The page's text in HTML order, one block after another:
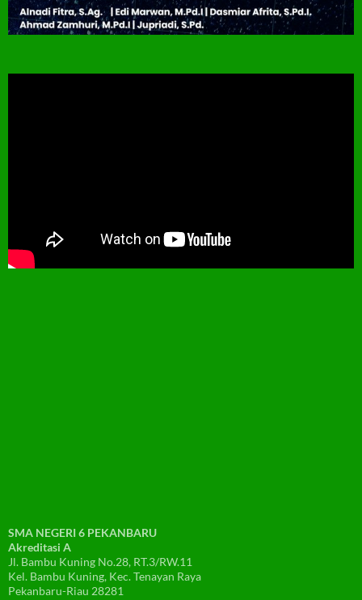
SMA NEGERI 6 PEKANBARU
Akreditasi A
Jl. Bambu Kuning No.28, RT.3/RW.11
Kel. Bambu Kuning, Kec. Tenayan Raya
Pekanbaru-Riau 28281